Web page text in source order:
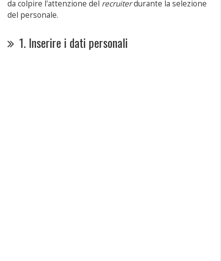
da colpire l'attenzione del recruiterdurante la selezione
del personale.
1. Inserire i dati personali